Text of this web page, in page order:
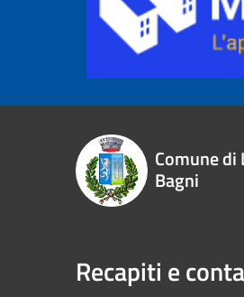
Comune di
Bagni
Recapiti e